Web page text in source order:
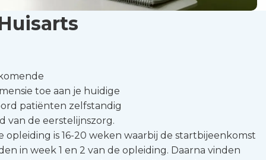
toe aan je huidige
patiënten zelfstandig
van de eerstelijnszorg.
opleiding is 16-20 weken waarbij de startbijeenkomst
in week 1 en 2 van de opleiding. Daarna vinden